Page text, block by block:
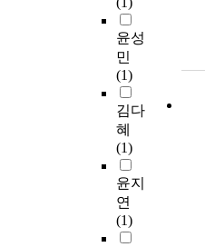
윤성
민
(1)
김다
혜
(1)
윤지
연
(1)